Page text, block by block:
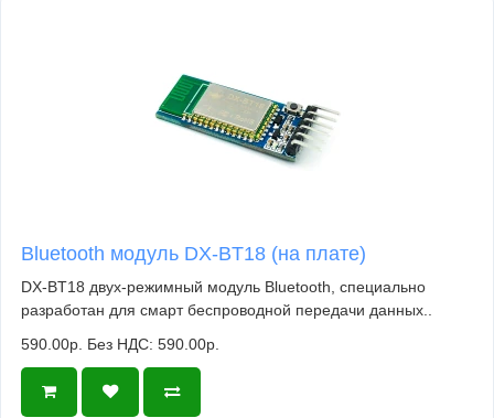
Bluetooth модуль DX-BT18 (на плате)
DX-BT18 двух-режимный модуль Bluetooth, специально
разработан для смарт беспроводной передачи данных..
590.00р. Без НДС: 590.00р.